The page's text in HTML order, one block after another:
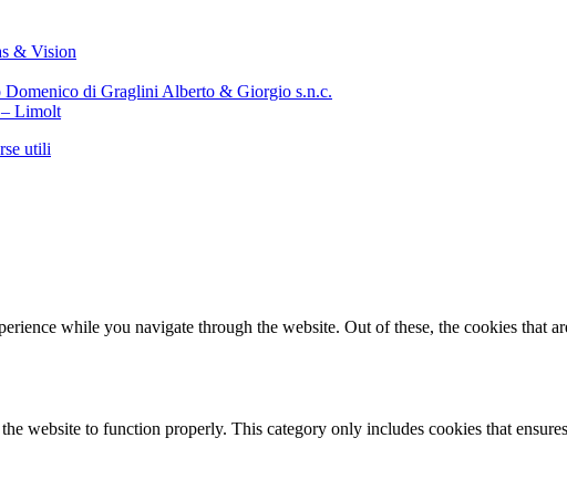
& Vision
di Graglini Alberto & Giorgio s.n.c.
– Limolt
utili
while you navigate through the website. Out of these, the cookies that
website to function properly. This category only includes cookies that